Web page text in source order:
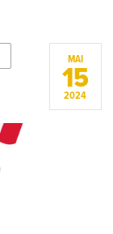
MAI
15
2024